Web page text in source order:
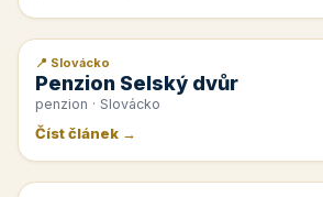
📰 PR článek
📍 Slovácko
Penzion Selský dvůr
penzion · Slovácko
Číst článek →